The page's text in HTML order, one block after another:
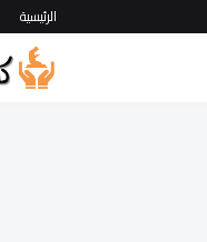
الرئيسية